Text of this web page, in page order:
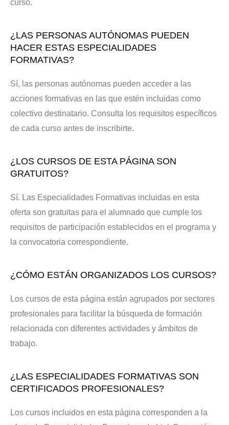
curso.
¿LAS PERSONAS AUTÓNOMAS PUEDEN
HACER ESTAS ESPECIALIDADES
FORMATIVAS?
Sí, las personas autónomas pueden acceder a las
acciones formativas en las que estén incluidas como
colectivo destinatario. Consulta los requisitos específicos
de cada curso antes de inscribirte.
¿LOS CURSOS DE ESTA PÁGINA SON
GRATUITOS?
Sí. Las Especialidades Formativas incluidas en esta
oferta son gratuitas para el alumnado que cumple los
requisitos de participación establecidos en el programa y
la convocatoria correspondiente.
¿CÓMO ESTÁN ORGANIZADOS LOS CURSOS?
Los cursos de esta página están agrupados por sectores
profesionales para facilitar la búsqueda de formación
relacionada con diferentes actividades y ámbitos de
trabajo.
¿LAS ESPECIALIDADES FORMATIVAS SON
CERTIFICADOS PROFESIONALES?
Los cursos incluidos en esta página corresponden a la